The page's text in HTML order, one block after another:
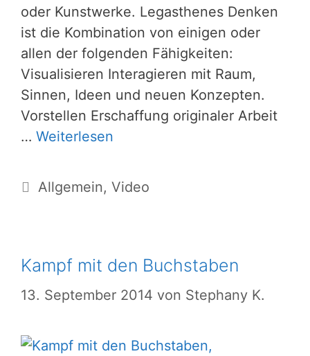
oder Kunstwerke. Legasthenes Denken
ist die Kombination von einigen oder
allen der folgenden Fähigkeiten:
Visualisieren Interagieren mit Raum,
Sinnen, Ideen und neuen Konzepten.
Vorstellen Erschaffung originaler Arbeit
… Weiterlesen
Kategorien
Allgemein, Video
Kampf mit den Buchstaben
13. September 2014 von Stephany K.